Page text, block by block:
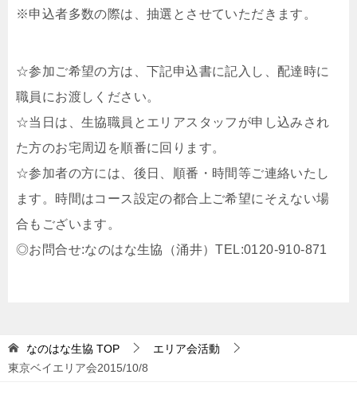
※申込者多数の際は、抽選とさせていただきます。
☆参加ご希望の方は、下記申込書に記入し、配達時に
職員にお渡しください。
☆当日は、生協職員とエリアスタッフが申し込みされ
た方のお宅周辺を順番に回ります。
☆参加者の方には、後日、順番・時間等ご連絡いたし
ます。時間はコース設定の都合上ご希望にそえない場
合もございます。
◎お問合せ:なのはな生協（涌井）TEL:0120-910-871
なのはな生協 TOP
エリア会活動
東京ベイエリア会2015/10/8